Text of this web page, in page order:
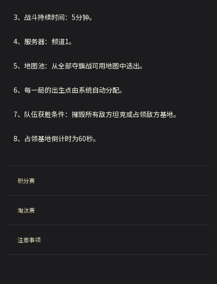
3、战斗持续时间：5分钟。
4、服务器：频道1。
5、地图池：从全部夺旗战可用地图中选出。
6、每一局的出生点由系统自动分配。
7、队伍获胜条件：摧毁所有敌方坦克或占领敌方基地。
8、占领基地倒计时为60秒。
积分赛
淘汰赛
注意事项